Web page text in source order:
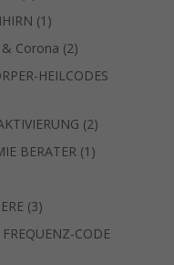
Produkte
1 1
Produkt
& Corona 22
Produkte
HEILCODES
22
Produkte
BERATER 1 1
33
ProdukteCODE